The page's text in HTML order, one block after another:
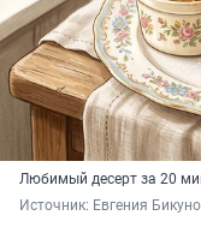
Любимый десерт за 20
Источник: Евгения